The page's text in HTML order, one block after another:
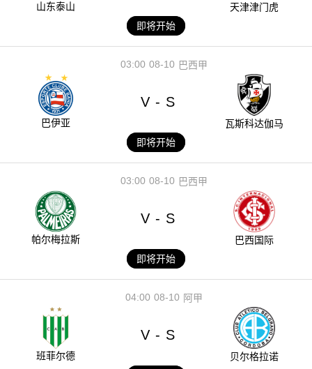
山东泰山
天津津门虎
即将开始
08-10
03:00 巴西甲
巴伊亚
V - S
瓦斯科达伽马
即将开始
08-10
03:00 巴西甲
帕尔梅拉斯
V - S
巴西国际
即将开始
08-10
04:00 阿甲
班菲尔德
V - S
贝尔格拉诺